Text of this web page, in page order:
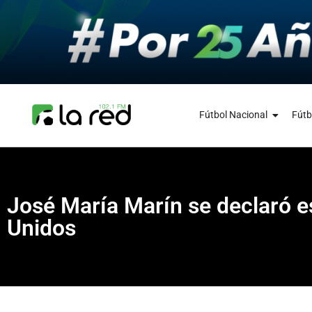
Fútbol Nacional
José María Marín se declaró
Unidos